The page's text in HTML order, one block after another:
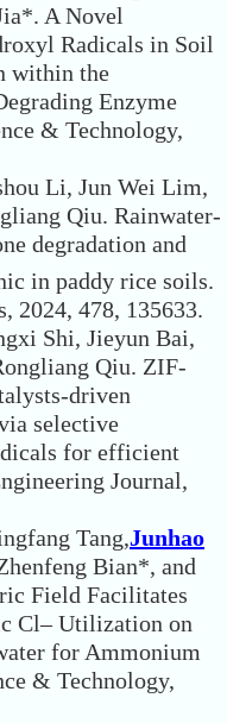
A Novel
Radicals in Soil
within the
Enzyme
& Technology,
Li, Jun Wei Lim,
Qiu. Rainwater-
degradation and
in paddy rice soils.
2024, 478, 135633.
Shi, Jieyun Bai,
Qiu. ZIF-
driven
selective
for efficient
Journal,
Tang,Junhao
Bian*, and
Field Facilitates
Cl– Utilization on
for Ammonium
& Technology,